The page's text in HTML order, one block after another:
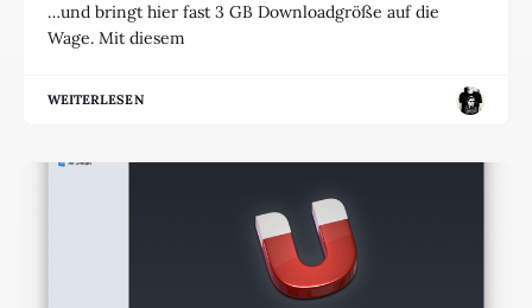
…und bringt hier fast 3 GB Downloadgröße auf die
Wage. Mit diesem
WEITERLESEN